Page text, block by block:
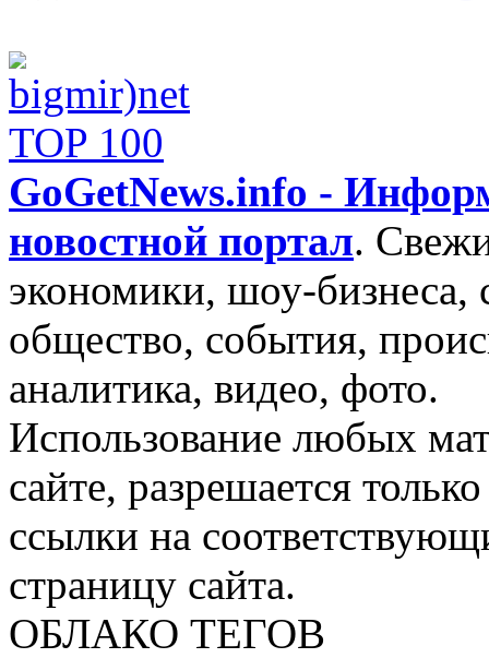
GoGetNews.info -
новостной портал.
экономики, шоу-бизнеса,
общество, события,
аналитика, видео, фото.
Использование любых
сайте, разрешается
ссылки на
страницу сайта.
ОБЛАКО ТЕГОВ